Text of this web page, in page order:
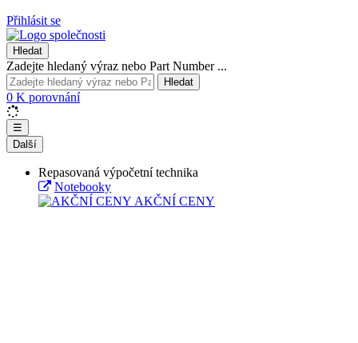
Přihlásit se
Hledat
Zadejte hledaný výraz nebo Part Number ...
Hledat
0 K porovnání
☰
Další
Repasovaná výpočetní technika
Notebooky
AKČNÍ CENY